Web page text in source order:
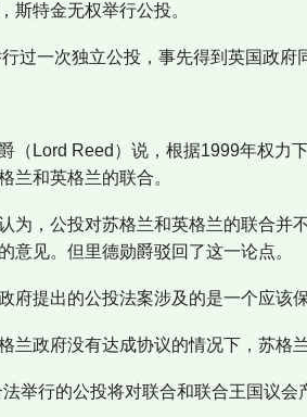
斯特金无权举行公投。
过一次独立公投，事先得到英国政府
（Lord Reed）说，根据1999年权力
兰和英格兰的联合。
为，公投对苏格兰和英格兰的联合并
意见。但里德勋爵驳回了这一论点。
府提出的公投法案涉及的是一个应该
兰政府没有达成协议的情况下，苏格
举行的公投将对联合和联合王国议会